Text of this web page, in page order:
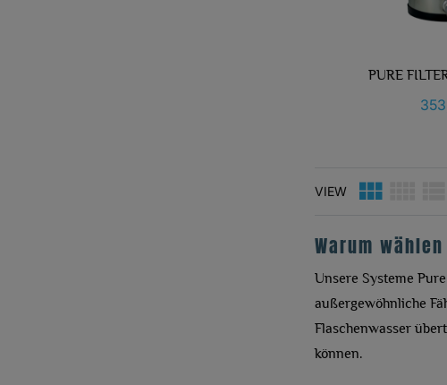
PURE
VIEW
Warum
Unsere Systeme
außergewöhnliche
Flaschenwasser
können.